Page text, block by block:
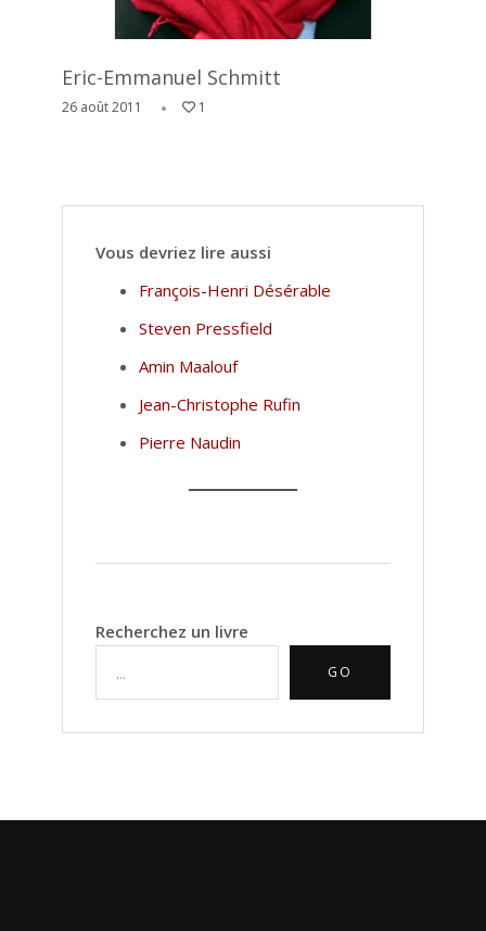
Eric-Emmanuel Schmitt
26 août 2011 1
Vous devriez lire aussi
François-Henri Désérable
Steven Pressfield
Amin Maalouf
Jean-Christophe Rufin
Pierre Naudin
Recherchez un livre
GO